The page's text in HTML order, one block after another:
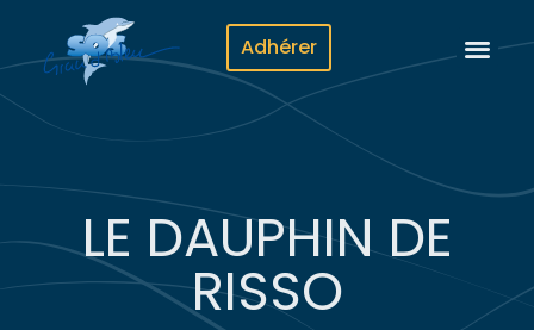
Adhérer
LE DAUPHIN DE
RISSO